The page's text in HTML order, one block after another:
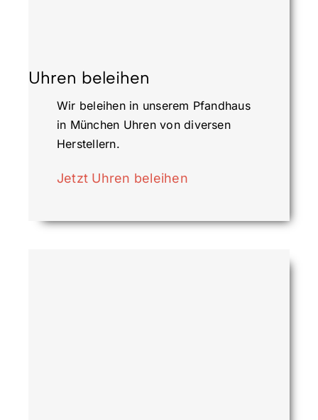
Uhren beleihen
Wir beleihen in unserem Pfandhaus
in München Uhren von diversen
Herstellern.
Jetzt Uhren beleihen